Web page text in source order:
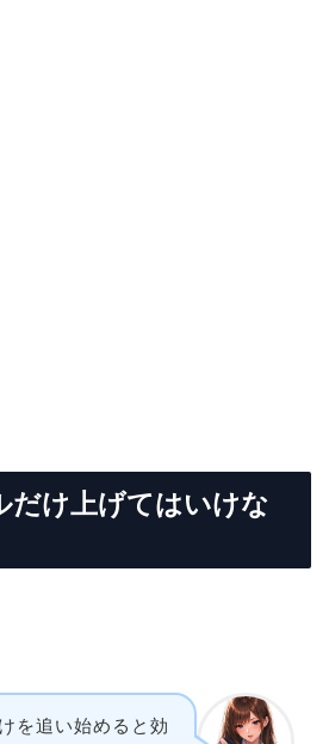
だけ上げてはいけな
を追い始めると効